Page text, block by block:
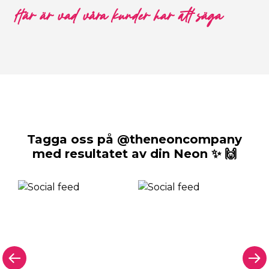
Här är vad våra kunder har att säga
Tagga oss på @theneoncompany
med resultatet av din Neon ✨ 🙌